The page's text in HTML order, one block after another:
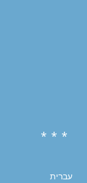
* * *
עברית